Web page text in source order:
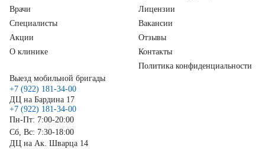
Врачи
Специалисты
Акции
О клинике
Лицензии
Вакансии
Отзывы
Контакты
Политика конфиденциальности
Выезд мобильной бригады
+7 (922) 181-34-00
ДЦ на Бардина 17
+7 (922) 181-34-00
Пн-Пт: 7:00-20:00
Сб, Вс: 7:30-18:00
ДЦ на Ак. Шварца 14